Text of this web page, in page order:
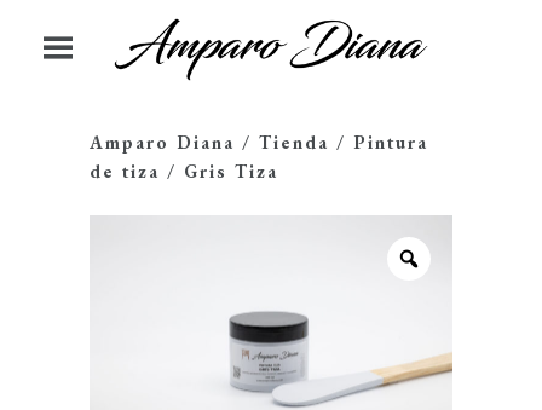
Amparo Diana / Tienda / Pintura
de tiza / Gris Tiza